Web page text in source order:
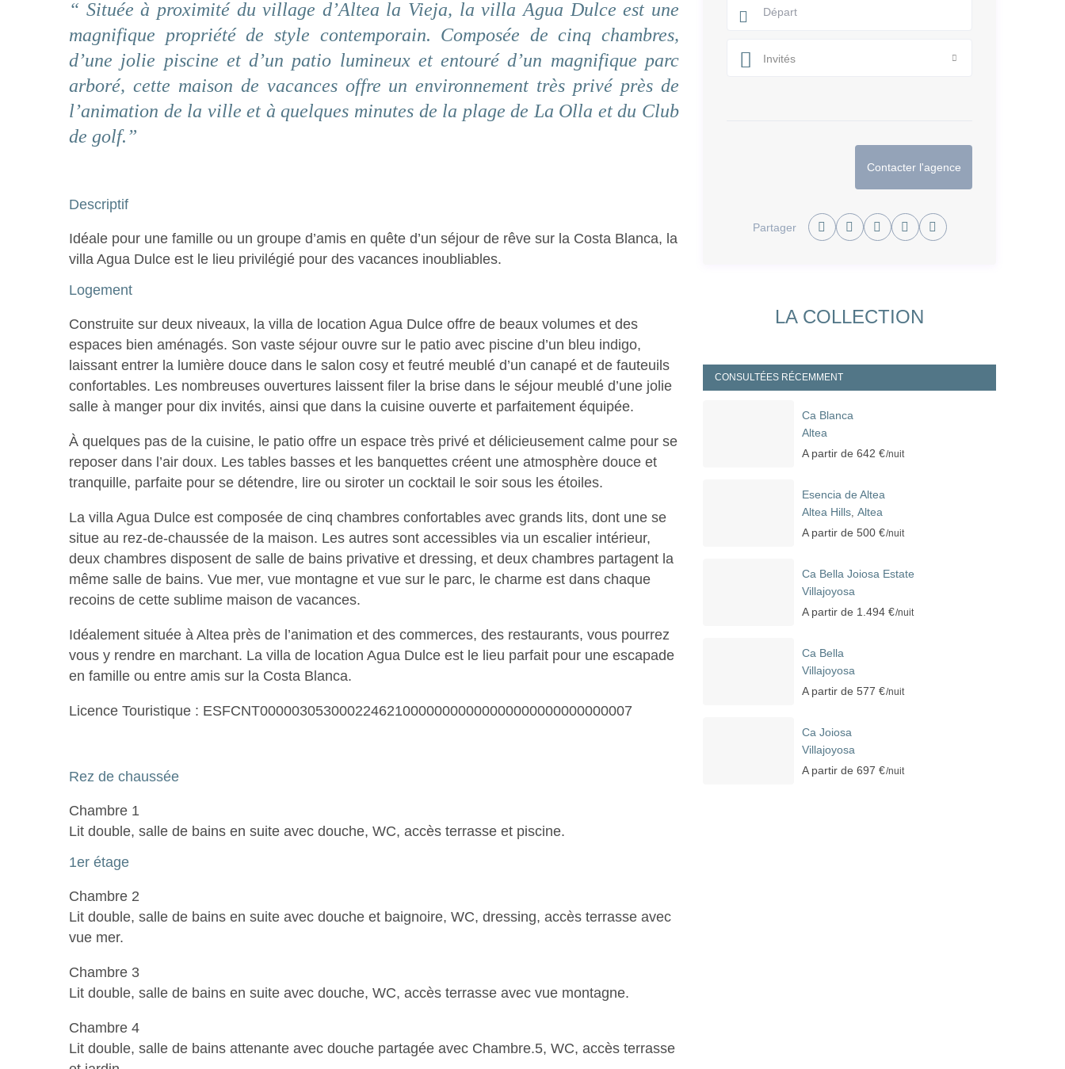
“ Située à proximité du village d’Altea la Vieja, la villa Agua Dulce est une
magnifique propriété de style contemporain. Composée de cinq chambres,
d’une jolie piscine et d’un patio lumineux et entouré d’un magnifique parc
arboré, cette maison de vacances offre un environnement très privé près de
l’animation de la ville et à quelques minutes de la plage de La Olla et du Club
de golf.”
Descriptif
Idéale pour une famille ou un groupe d’amis en quête d’un séjour de rêve sur la Costa Blanca, la
villa Agua Dulce est le lieu privilégié pour des vacances inoubliables.
Logement
Construite sur deux niveaux, la villa de location Agua Dulce offre de beaux volumes et des
espaces bien aménagés. Son vaste séjour ouvre sur le patio avec piscine d’un bleu indigo,
laissant entrer la lumière douce dans le salon cosy et feutré meublé d’un canapé et de fauteuils
confortables. Les nombreuses ouvertures laissent filer la brise dans le séjour meublé d’une jolie
salle à manger pour dix invités, ainsi que dans la cuisine ouverte et parfaitement équipée.
À quelques pas de la cuisine, le patio offre un espace très privé et délicieusement calme pour se
reposer dans l’air doux. Les tables basses et les banquettes créent une atmosphère douce et
tranquille, parfaite pour se détendre, lire ou siroter un cocktail le soir sous les étoiles.
La villa Agua Dulce est composée de cinq chambres confortables avec grands lits, dont une se
situe au rez-de-chaussée de la maison. Les autres sont accessibles via un escalier intérieur,
deux chambres disposent de salle de bains privative et dressing, et deux chambres partagent la
même salle de bains. Vue mer, vue montagne et vue sur le parc, le charme est dans chaque
recoins de cette sublime maison de vacances.
Idéalement située à Altea près de l’animation et des commerces, des restaurants, vous pourrez
vous y rendre en marchant. La villa de location Agua Dulce est le lieu parfait pour une escapade
en famille ou entre amis sur la Costa Blanca.
Licence Touristique : ESFCNT00000305300022462100000000000000000000000000007
Rez de chaussée
Chambre 1
Lit double, salle de bains en suite avec douche, WC, accès terrasse et piscine.
1er étage
Chambre 2
Lit double, salle de bains en suite avec douche et baignoire, WC, dressing, accès terrasse avec
vue mer.
Chambre 3
Lit double, salle de bains en suite avec douche, WC, accès terrasse avec vue montagne.
Chambre 4
Lit double, salle de bains attenante avec douche partagée avec Chambre.5, WC, accès terrasse
Invités
Contacter l'agence
Partager
LA COLLECTION
CONSULTÉES RÉCEMMENT
Ca Blanca
Altea
A partir de 642 €/nuit
Esencia de Altea
Altea Hills Altea
A partir de 500 €/nuit
Ca Bella Joiosa Estate
Villajoyosa
A partir de 1.494 €/nuit
Ca Bella
Villajoyosa
A partir de 577 €/nuit
Ca Joiosa
Villajoyosa
A partir de 697 €/nuit